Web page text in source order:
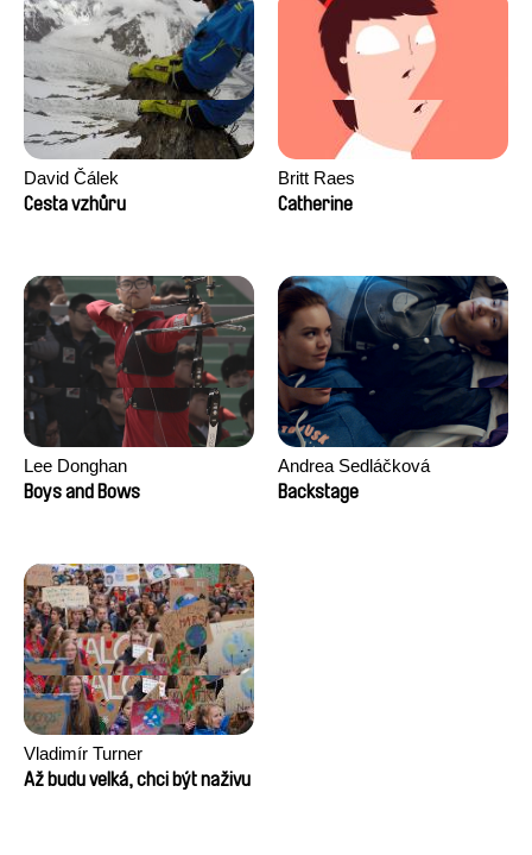
David Čálek
Cesta vzhůru
Britt Raes
Catherine
Lee Donghan
Boys and Bows
Andrea Sedláčková
Backstage
Vladimír Turner
Až budu velká, chci být naživu